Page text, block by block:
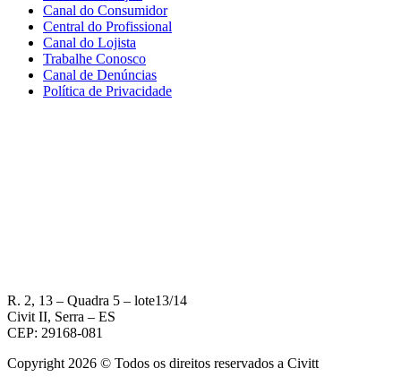
Canal do Consumidor
Central do Profissional
Canal do Lojista
Trabalhe Conosco
Canal de Denúncias
Política de Privacidade
R. 2, 13 – Quadra 5 – lote13/14
Civit II, Serra – ES
CEP: 29168-081
Copyright 2026 © Todos os direitos reservados a Civitt